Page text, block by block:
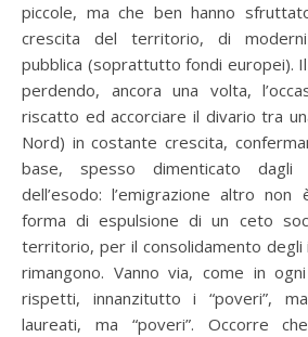
piccole, ma che ben hanno
crescita del territorio, di
pubblica (soprattutto fondi europei).
perdendo, ancora una volta,
riscatto ed accorciare il divario tra
Nord) in costante crescita,
base, spesso dimenticato dagli
dell’esodo: l’emigrazione altro
forma di espulsione di un ceto
territorio, per il consolidamento
rimangono. Vanno via, come in
rispetti, innanzitutto i “poveri”,
laureati, ma “poveri”. Occorre